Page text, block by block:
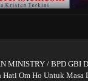
MINISTRY/ BPD GBI
Om Ho Untuk Masa